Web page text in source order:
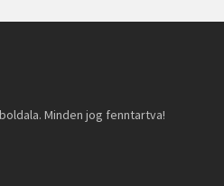
Minden jog fenntartva!